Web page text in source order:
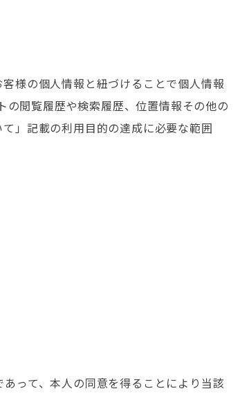
様の個人情報と紐づけることで個人情報
閲覧履歴や検索履歴、位置情報その他の
」記載の利用目的の達成に必要な範囲
って、本人の同意を得ることにより当該